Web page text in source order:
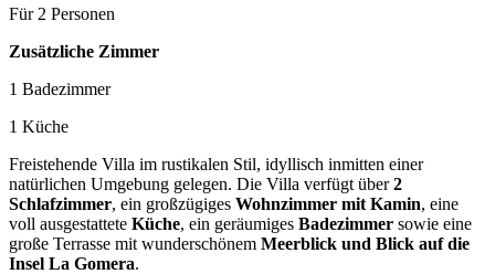
Für 2 Personen
Zusätzliche Zimmer
1 Badezimmer
1 Küche
Freistehende Villa im rustikalen Stil, idyllisch inmitten einer
natürlichen Umgebung gelegen. Die Villa verfügt über2
Schlafzimmer, ein großzügiges Wohnzimmer mit Kamin, eine
voll ausgestattete Küche, ein geräumiges Badezimmer sowie eine
große Terrasse mit wunderschönem Meerblick und Blick auf die
Insel La Gomera.